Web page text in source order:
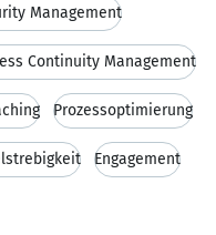
Management
Continuity Management
Prozessoptimierung
Engagement